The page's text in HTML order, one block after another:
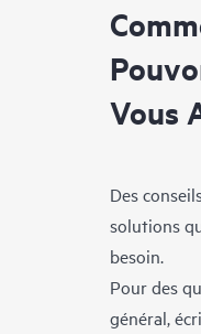
Vous
Des
solutions
besoin.
Pour des
général,